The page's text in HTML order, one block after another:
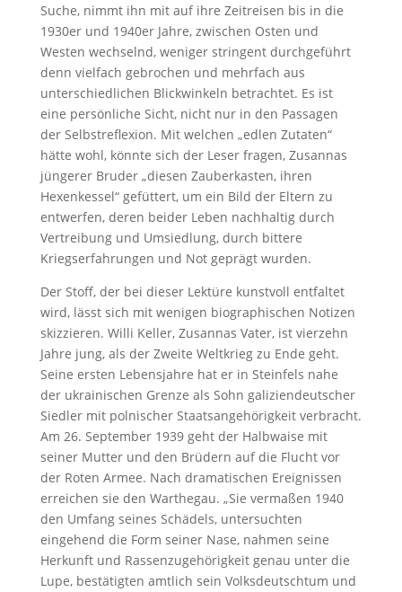
Suche, nimmt ihn mit auf ihre Zeitreisen bis in die
1930er und 1940er Jahre, zwischen Osten und
Westen wechselnd, weniger stringent durchgeführt
denn vielfach gebrochen und mehrfach aus
unterschiedlichen Blickwinkeln betrachtet. Es ist
eine persönliche Sicht, nicht nur in den Passagen
der Selbstreflexion. Mit welchen „edlen Zutaten“
hätte wohl, könnte sich der Leser fragen, Zusannas
jüngerer Bruder „diesen Zauberkasten, ihren
Hexenkessel“ gefüttert, um ein Bild der Eltern zu
entwerfen, deren beider Leben nachhaltig durch
Vertreibung und Umsiedlung, durch bittere
Kriegserfahrungen und Not geprägt wurden.
Der Stoff, der bei dieser Lektüre kunstvoll entfaltet
wird, lässt sich mit wenigen biographischen Notizen
skizzieren. Willi Keller, Zusannas Vater, ist vierzehn
Jahre jung, als der Zweite Weltkrieg zu Ende geht.
Seine ersten Lebensjahre hat er in Steinfels nahe
der ukrainischen Grenze als Sohn galiziendeutscher
Siedler mit polnischer Staatsangehörigkeit verbracht.
Am 26. September 1939 geht der Halbwaise mit
seiner Mutter und den Brüdern auf die Flucht vor
der Roten Armee. Nach dramatischen Ereignissen
erreichen sie den Warthegau. „Sie vermaßen 1940
den Umfang seines Schädels, untersuchten
eingehend die Form seiner Nase, nahmen seine
Herkunft und Rassenzugehörigkeit genau unter die
Lupe, bestätigten amtlich sein Volksdeutschtum und